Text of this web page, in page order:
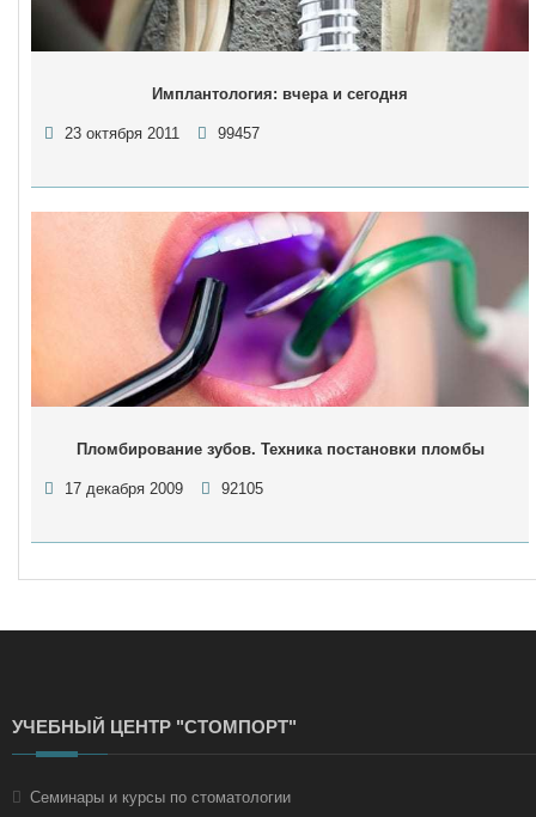
Имплантология: вчера и сегодня
23 октября 2011 99457
Пломбирование зубов. Техника постановки пломбы
17 декабря 2009 92105
УЧЕБНЫЙ ЦЕНТР "СТОМПОРТ"
Семинары и курсы по стоматологии